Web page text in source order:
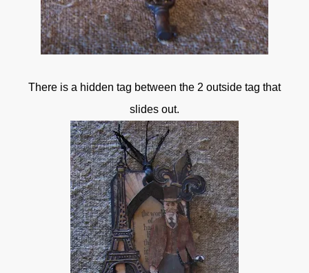
There is a hidden tag between the 2 outside tag that
slides out.